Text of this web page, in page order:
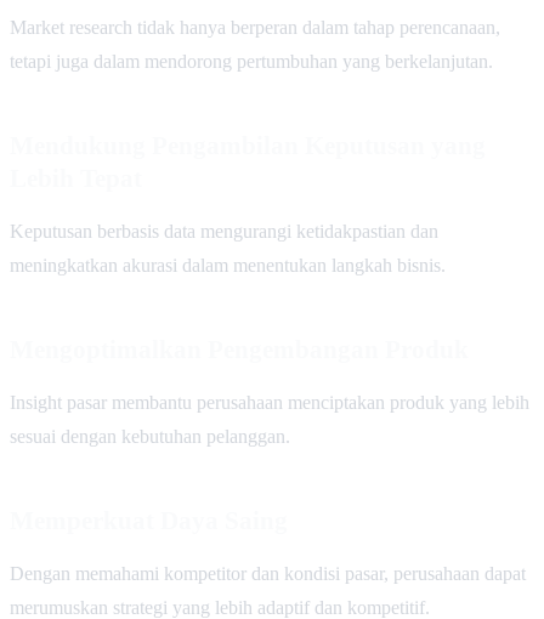
Market research tidak hanya berperan dalam tahap perencanaan,
tetapi juga dalam mendorong pertumbuhan yang berkelanjutan.
Keputusan berbasis data mengurangi ketidakpastian dan
meningkatkan akurasi dalam menentukan langkah bisnis.
Insight pasar membantu perusahaan menciptakan produk yang lebih
sesuai dengan kebutuhan pelanggan.
Dengan memahami kompetitor dan kondisi pasar, perusahaan dapat
merumuskan strategi yang lebih adaptif dan kompetitif.